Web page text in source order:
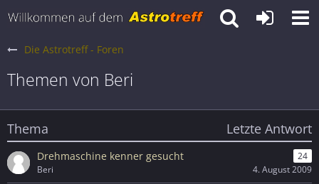
Die Astrotreff - Foren
Themen von Beri
Thema Letzte Antwort
Drehmaschine kenner gesucht
24
Beri
4. August 2009